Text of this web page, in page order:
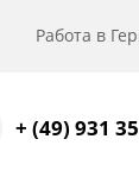
Работа в
+ (49) 931